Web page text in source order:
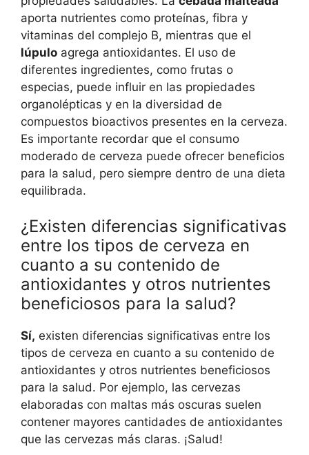
aporta nutrientes como proteínas, fibra y
vitaminas del complejo B, mientras que el
lúpulo agrega antioxidantes. El uso de
diferentes ingredientes, como frutas o
especias, puede influir en las propiedades
organolépticas y en la diversidad de
compuestos bioactivos presentes en la cerveza.
Es importante recordar que el consumo
moderado de cerveza puede ofrecer beneficios
para la salud, pero siempre dentro de una dieta
equilibrada.
¿Existen diferencias significativas
entre los tipos de cerveza en
cuanto a su contenido de
antioxidantes y otros nutrientes
beneficiosos para la salud?
Sí, existen diferencias significativas entre los
tipos de cerveza en cuanto a su contenido de
antioxidantes y otros nutrientes beneficiosos
para la salud. Por ejemplo, las cervezas
elaboradas con maltas más oscuras suelen
contener mayores cantidades de antioxidantes
que las cervezas más claras. ¡Salud!